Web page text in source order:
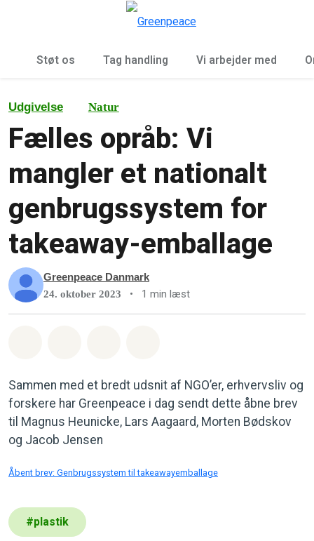
Støt os Tag handling Vi arbejder med
Udgivelse Natur
Fælles opråb: Vi
mangler et nationalt
genbrugssystem for
takeaway-emballage
Greenpeace Danmark
24. oktober 2023 • 1 min læst
Sammen med et bredt udsnit af NGO’er, erhvervsliv og
forskere har Greenpeace i dag sendt dette åbne brev
til Magnus Heunicke, Lars Aagaard, Morten Bødskov
og Jacob Jensen
Åbent brev: Genbrugssystem til takeawayemballage
#plastik